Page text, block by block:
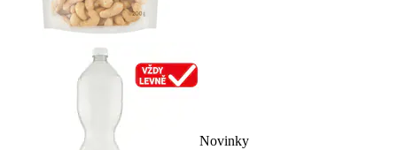
Novinky